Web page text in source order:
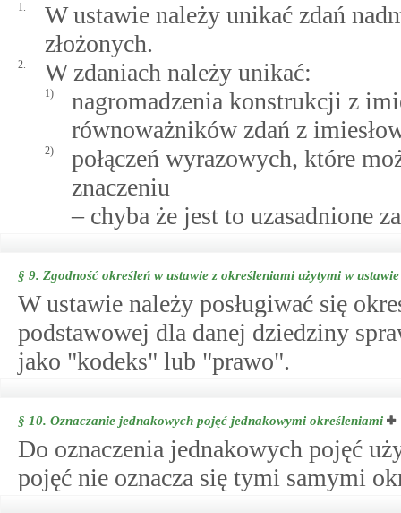
1.
W ustawie należy unikać zdań
złożonych.
2. W zdaniach należy unikać:
1)
nagromadzenia konstrukcji z
równoważników zdań z
2)
połączeń wyrazowych, które
znaczeniu
– chyba że jest to uzasadnione
§ 9. Zgodność określeń w ustawie z określeniami użytymi w
W ustawie należy posługiwać się
podstawowej dla danej dziedziny
jako "kodeks" lub "prawo".
§ 10. Oznaczanie jednakowych pojęć jednakowymi określeniami
Do oznaczenia jednakowych pojęć
pojęć nie oznacza się tymi samymi